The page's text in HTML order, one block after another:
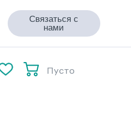
Связаться с
нами
Пусто